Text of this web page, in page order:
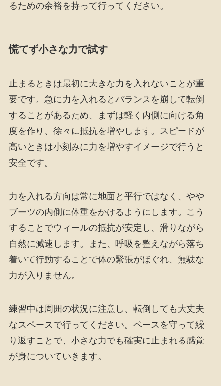
るための余裕を持って行ってください。
慌てず小さな力で試す
止まるときは最初に大きな力を入れないことが重
要です。急に力を入れるとバランスを崩して転倒
することがあるため、まずは軽く内側に向ける角
度を作り、徐々に抵抗を増やします。スピードが
高いときは小刻みに力を増やすイメージで行うと
安全です。
力を入れる方向は常に地面と平行ではなく、やや
ブーツの内側に体重をかけるようにします。こう
することでウィールの抵抗が安定し、滑りながら
自然に減速します。また、呼吸を整えながら落ち
着いて行動することで体の緊張がほぐれ、無駄な
力が入りません。
練習中は周囲の状況に注意し、転倒しても大丈夫
なスペースで行ってください。ペースを守って繰
り返すことで、小さな力でも確実に止まれる感覚
が身についていきます。